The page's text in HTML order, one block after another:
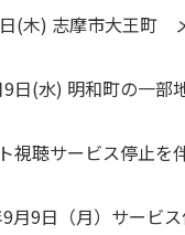
日(木) 志摩市大王町
9日(水) 明和町の一
視聴サービス停止
9月9日（月）サービ